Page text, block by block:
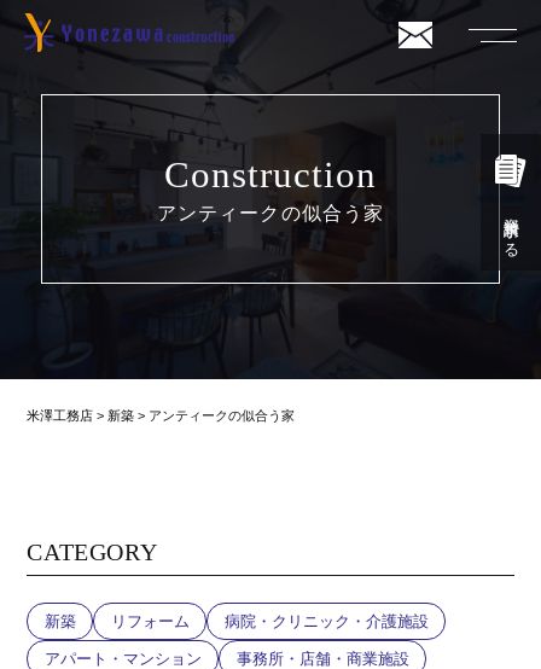
資料請求する
Construction
アンティークの似合う家
米澤工務店 > 新築 > アンティークの似合う家
CATEGORY
新築 リフォーム 病院・クリニック・介護施設
アパート・マンション 事務所・店舗・商業施設